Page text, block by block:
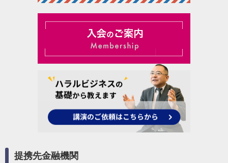
提携先金融機関